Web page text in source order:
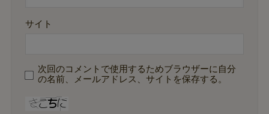
サイト
次回のコメントで使用するためブラウザーに自分
の名前、メールアドレス、サイトを保存する。